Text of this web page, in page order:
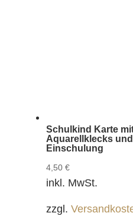
Schulkind Karte
Aquarellklecks
Einschulung
4,50 €
inkl. MwSt.
zzgl.